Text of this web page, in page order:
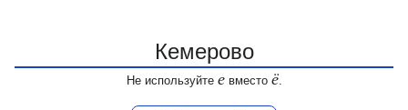
Не используйте евместо ё.